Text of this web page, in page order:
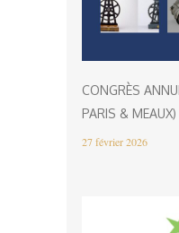
CONGRÈS
PARIS & MEAUX)
27 février 2026